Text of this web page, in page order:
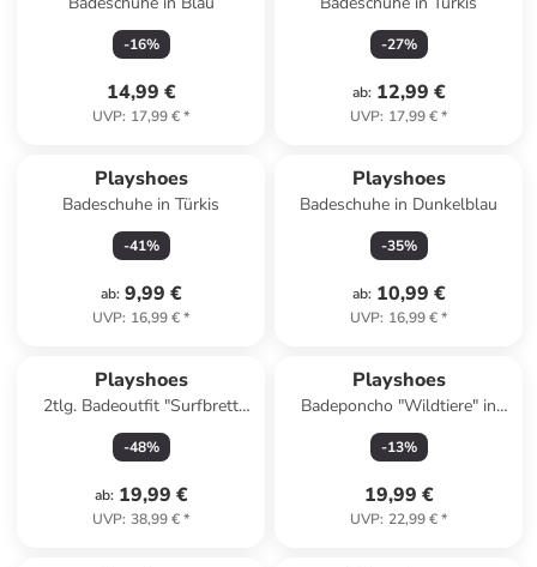
-16%
14,99 €
UVP: 17,99 €*
-27%
ab: 12,99 €
UVP: 17,99 €*
Playshoes
Badeschuhe in Türkis
-41%
ab: 9,99 €
UVP: 16,99 €*
Playshoes
Badeschuhe in Dunkelblau
-35%
ab: 10,99 €
UVP: 16,99 €*
Playshoes
2tlg. Badeoutfit "Surfbrett
Palmen" in Mint
-48%
ab: 19,99 €
UVP: 38,99 €*
Playshoes
Badeponcho "Wildtiere" in
Hellbraun
-13%
19,99 €
UVP: 22,99 €*